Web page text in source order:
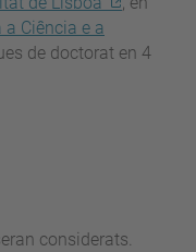
Ciência e a
de doctorat en 4
considerats.